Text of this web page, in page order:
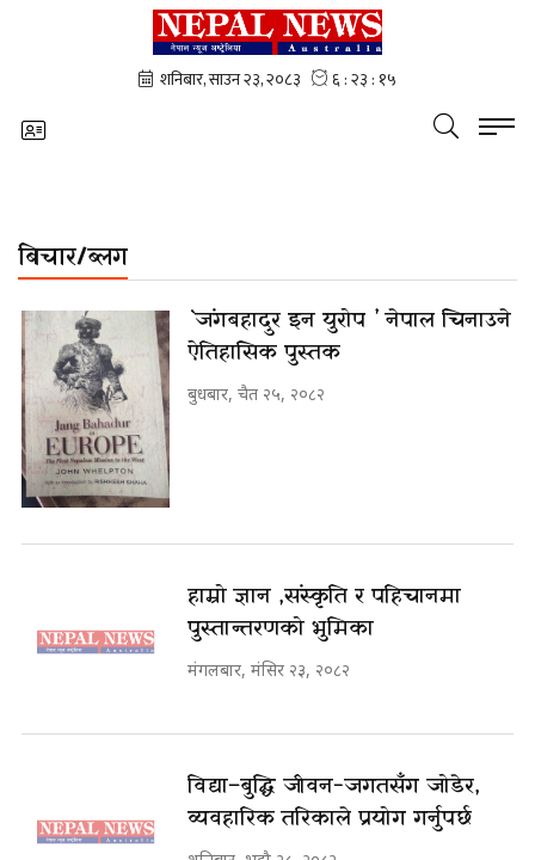
बिचार/ब्लग
`जंगबहादुर इन युरोप ’ नेपाल चिनाउने
ऐतिहासिक पुस्तक
बुधबार, चैत २५, २०८२
हाम्रो ज्ञान ,संस्कृति र पहिचानमा
पुस्तान्तरणको भुमिका
मंगलबार, मंसिर २३, २०८२
विद्या–बुद्धि जीवन-जगतसँग जोडेर,
व्यवहारिक तरिकाले प्रयोग गर्नुपर्छ